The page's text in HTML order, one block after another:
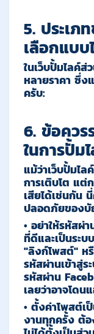
5. ประเ
เลือกแบบ
ในเว็บปั้มไลค์ส่
หลายราคา ซึ่
ครับ:
6. ข้อควร
ในการปั้
แม้ว่าเว็บปั้มไล
การเติบโต แต่
เสียได้เช่นกัน
ปลอดภัยของ
• อย่าให้รหัสผ่
ที่ดีและเป็นระ
"ลิงก์โพสต์" ห
รหัสผ่านเข้าสู่ร
รหัสผ่าน
เลยว่าอาจโดน
• ตั้งค่าโพสต์เ
งานทุกครั้ง ต้อ